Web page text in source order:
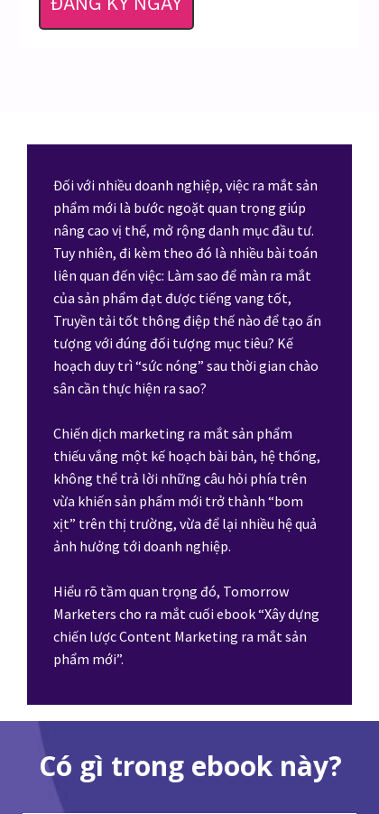
Đối với nhiều doanh nghiệp, việc ra mắt sản
phẩm mới là bước ngoặt quan trọng giúp
nâng cao vị thế, mở rộng danh mục đầu tư.
Tuy nhiên, đi kèm theo đó là nhiều bài toán
liên quan đến việc: Làm sao để màn ra mắt
của sản phẩm đạt được tiếng vang tốt,
Truyền tải tốt thông điệp thế nào để tạo ấn
tượng với đúng đối tượng mục tiêu? Kế
hoạch duy trì “sức nóng” sau thời gian chào
sân cần thực hiện ra sao?
Chiến dịch marketing ra mắt sản phẩm
thiếu vắng một kế hoạch bài bản, hệ thống,
không thể trả lời những câu hỏi phía trên
vừa khiến sản phẩm mới trở thành “bom
xịt” trên thị trường, vừa để lại nhiều hệ quả
ảnh hưởng tới doanh nghiệp.
Hiểu rõ tầm quan trọng đó, Tomorrow
Marketers cho ra mắt cuối ebook “Xây dựng
chiến lược Content Marketing ra mắt sản
phẩm mới”.
Có gì trong ebook này?